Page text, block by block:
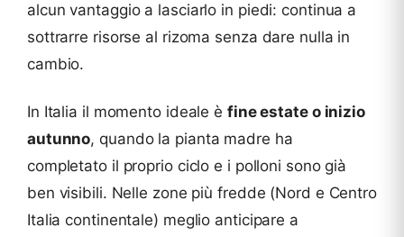
alcun vantaggio a lasciarlo in piedi: continua a
sottrarre risorse al rizoma senza dare nulla in
cambio.
In Italia il momento ideale è fine estate o inizio
autunno, quando la pianta madre ha
completato il proprio ciclo e i polloni sono già
ben visibili. Nelle zone più fredde (Nord e Centro
Italia continentale) meglio anticipare a